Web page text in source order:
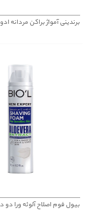
برندینی آمواژ براکن مردانه